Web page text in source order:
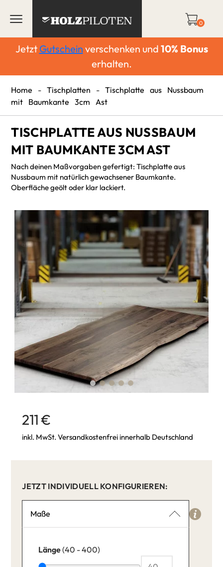
0
Jetzt Gutschein verschenken und 10% Bonus
erhalten.
Home - Tischplatten - Tischplatte aus Nussbaum
mit Baumkante 3cm Ast
TISCHPLATTE AUS NUSSBAUM
MIT BAUMKANTE 3CM AST
Nach deinen Maßvorgaben gefertigt: Tischplatte aus
Nussbaum mit natürlich gewachsener Baumkante.
Oberfläche geölt oder klar lackiert.
211 €
inkl. MwSt. Versandkostenfrei innerhalb Deutschland
JETZT INDIVIDUELL KONFIGURIEREN:
Maße
Länge(40 - 400)